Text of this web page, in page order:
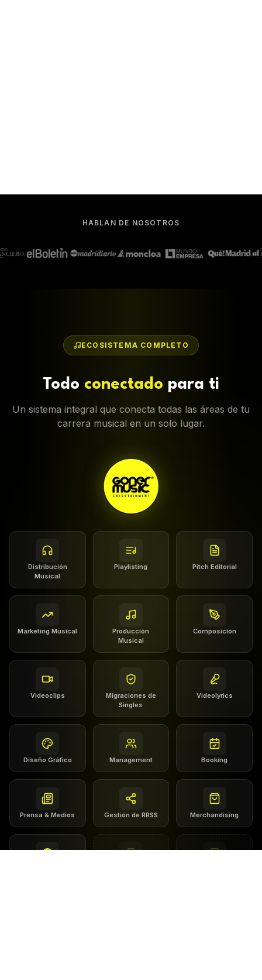
HABLAN DE NOSOTROS
ECOSISTEMA COMPLETO
Todo conectado para ti
Un sistema integral que conecta todas las áreas de tu
carrera musical en un solo lugar.
Distribución
Musical
Playlisting Pitch Editorial
Marketing Musical
Producción
Musical
Composición
Videoclips
Migraciones de
Singles
Videolyrics
Diseño Gráfico Management Booking
Prensa & Medios Gestión de RRSS Merchandising